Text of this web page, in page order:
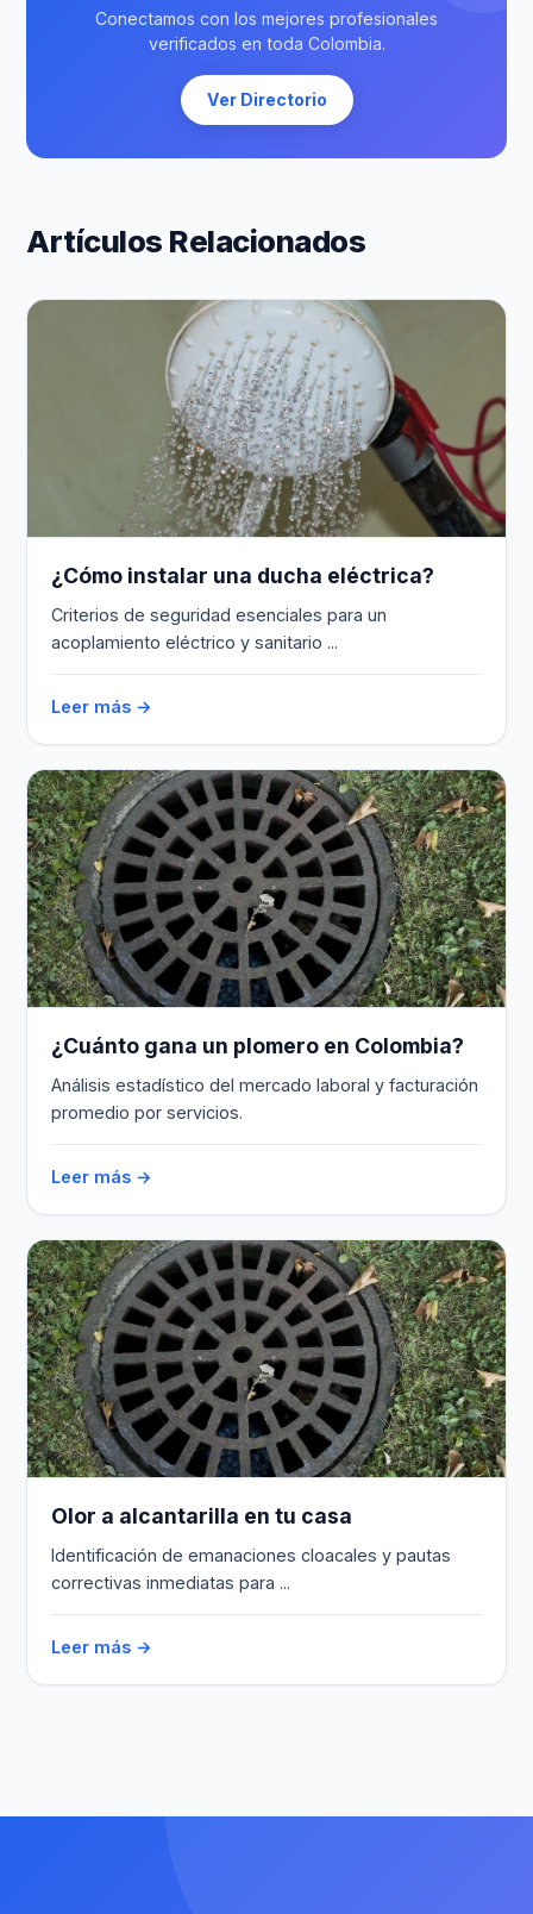
Conectamos con los mejores profesionales
verificados en toda Colombia.
Ver Directorio
Artículos Relacionados
¿Cómo instalar una ducha eléctrica?
Criterios de seguridad esenciales para un
acoplamiento eléctrico y sanitario ...
Leer más →
¿Cuánto gana un plomero en Colombia?
Análisis estadístico del mercado laboral y facturación
promedio por servicios.
Leer más →
Olor a alcantarilla en tu casa
Identificación de emanaciones cloacales y pautas
correctivas inmediatas para ...
Leer más →